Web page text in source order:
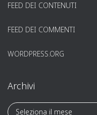
FEED DEI CONTENUTI
FEED DEI COMMENTI
WORDPRESS.ORG
Archivi
A